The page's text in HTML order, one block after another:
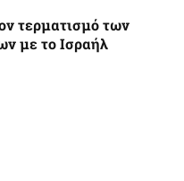
τερματισμό των
με το Ισραήλ